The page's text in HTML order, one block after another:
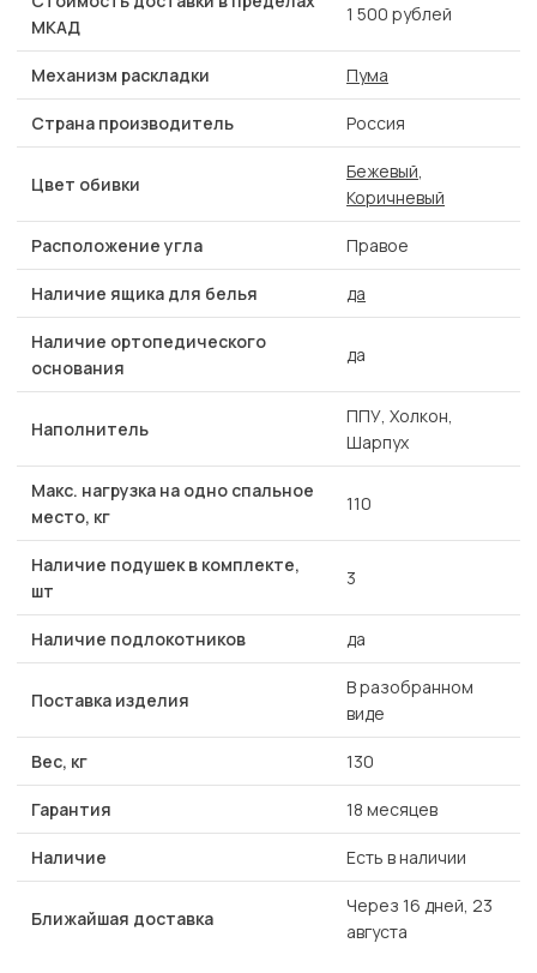
МКАД
1 500 рублей
Механизм раскладки Пума
Страна производитель Россия
Цвет обивки
Бежевый,
Коричневый
Расположение угла Правое
Наличие ящика для белья да
Наличие ортопедического
основания
да
Наполнитель
ППУ, Холкон,
Шарпух
Макс. нагрузка на одно спальное
место, кг
110
Наличие подушек в комплекте,
шт
3
Наличие подлокотников да
Поставка изделия
В разобранном
виде
Вес, кг 130
Гарантия 18 месяцев
Наличие Есть в наличии
Ближайшая доставка
Через 16 дней, 23
августа